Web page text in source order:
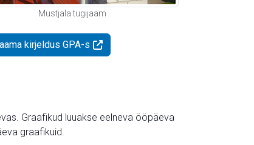
Mustjala tugijaam
kirjeldus GPA-s
Graafikud luuakse eelneva ööpäeva
graafikuid.